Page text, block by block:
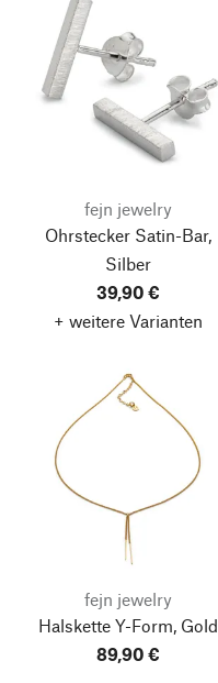
fejn jewelry
Ohrstecker Satin-Bar,
Silber
39,90 €
+ weitere Varianten
fejn jewelry
Halskette Y-Form, Gold
89,90 €